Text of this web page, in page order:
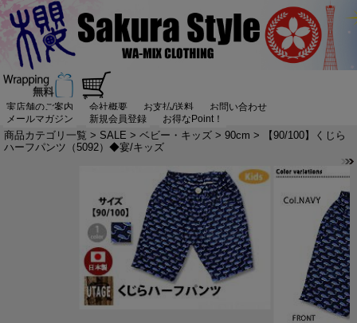
実店舗のご案内 会社概要 お支払/送料
お問い合わせ
メールマガジン
新規会員登録 お得なPoint！
商品カテゴリ一覧 > SALE > ベビー・キッズ > 90cm > 【90/100】くじら
ハーフパンツ（5092）◆宴/キッズ